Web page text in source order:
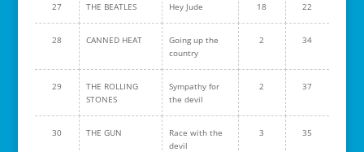
27 THE BEATLES Hey Jude 18 22
28 CANNED HEAT
Going up the
country
2 34
29
THE ROLLING
STONES
Sympathy for
the devil
2 37
30 THE GUN
Race with the
devil
3 35